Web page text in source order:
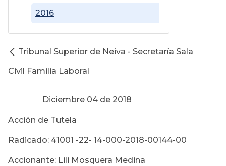
2016
Tribunal Superior de Neiva - Secretaría Sala
Civil Familia Laboral
Diciembre 04 de 2018
Acción de Tutela
Radicado: 41001 -22- 14-000-2018-00144-00
Accionante: Lili Mosquera Medina